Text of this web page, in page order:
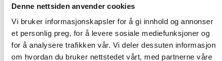
Denne nettsiden anvender cookies
Vi bruker informasjonskapsler for å gi innhold og annonser
et personlig preg, for å levere sosiale mediefunksjoner og
for å analysere trafikken vår. Vi deler dessuten informasjon
om hvordan du bruker nettstedet vårt, med partnerne våre
Levering på nærmeste post i butikk.
Maksmål: 35 kg / 120 x 60 x 60 cm
Med Sporing
Har du ikke fått noen alternativ på frakt på din pakke så er
pakken enten for tung, eller varen har fått frakten fjernet pga.